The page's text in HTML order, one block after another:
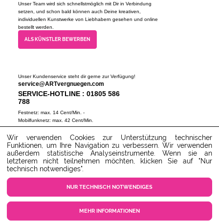
Unser Team wird sich schnellstmöglich mit Dir in Verbindung
setzen, und schon bald können auch Deine kreativen,
individuellen Kunstwerke von Liebhabern gesehen und online
bestellt werden.
ALS KÜNSTLER BEWERBEN
Unser Kundenservice steht dir gerne zur Verfügung!
service@ARTvergnuegen.com
SERVICE-HOTLINE : 01805 586
788
Festnetz: max. 14 Cent/Min. -
Mobilfunknetz: max. 42 Cent/Min.
(Mo-Do 9-18 Uhr, Fr 9-16 Uhr)
ZUM SERVICECENTER
Wir verwenden Cookies zur Unterstützung technischer
Funktionen, um Ihre Navigation zu verbessern. Wir verwenden
außerdem statistische Analyseinstrumente. Wenn sie an
letzterem nicht teilnehmen möchten, klicken Sie auf "Nur
technisch notwendiges".
NUR TECHNISCH NOTWENDIGES
MEHR INFORMATIONEN